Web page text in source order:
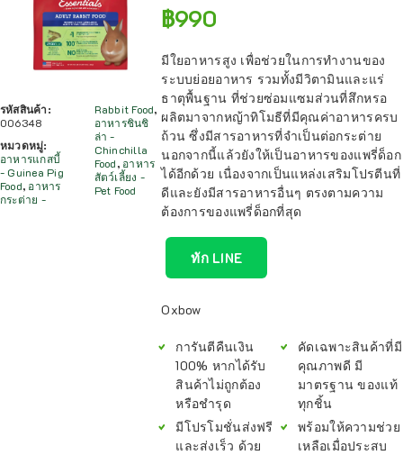
รหัสสินค้า:
006348
หมวดหมู่:
อาหารแกสบี้
- Guinea Pig
Food, อาหาร
กระต่าย -
Rabbit Food,
อาหารชินชิ
ล่า -
Chinchilla
Food, อาหาร
สัตว์เลี้ยง -
Pet Food
฿990
มีใยอาหารสูง เพื่อช่วยในการทำงานของ
ระบบย่อยอาหาร รวมทั้งมีวิตามินและแร่
ธาตุพื้นฐาน ที่ช่วยซ่อมแซมส่วนที่สึกหรอ
ผลิตมาจากหญ้าทิโมธีที่มีคุณค่าอาหารครบ
ถ้วน ซึ่งมีสารอาหารที่จำเป็นต่อกระต่าย
นอกจากนี้แล้วยังให้เป็นอาหารของแพรี่ด็อก
ได้อีกด้วย เนื่องจากเป็นแหล่งเสริมโปรตีนที่
ดีและยังมีสารอาหารอื่นๆ ตรงตามความ
ต้องการของแพรี่ด็อกที่สุด
ทัก LINE
Oxbow
การันตีคืนเงิน
100% หากได้รับ
สินค้าไม่ถูกต้อง
หรือชำรุด
มีโปรโมชั่นส่งฟรี
และส่งเร็ว ด้วย
คัดเฉพาะสินค้าที่มี
คุณภาพดี มี
มาตรฐาน ของแท้
ทุกชิ้น
พร้อมให้ความช่วย
เหลือเมื่อประสบ